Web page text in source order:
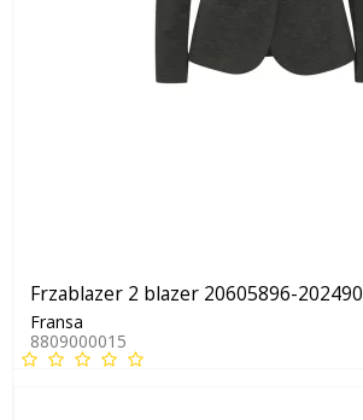
Frzablazer 2 blazer 20605896-202490
Fransa
8809000015